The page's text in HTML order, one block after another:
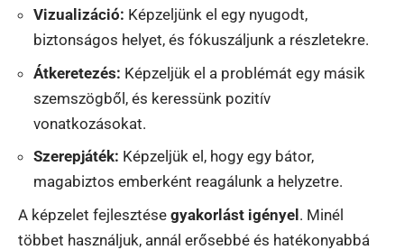
Vizualizáció: Képzeljünk el egy nyugodt,
biztonságos helyet, és fókuszáljunk a részletekre.
Átkeretezés: Képzeljük el a problémát egy másik
szemszögből, és keressünk pozitív
vonatkozásokat.
Szerepjáték: Képzeljük el, hogy egy bátor,
magabiztos emberként reagálunk a helyzetre.
A képzelet fejlesztése gyakorlást igényel. Minél
többet használjuk, annál erősebbé és hatékonyabbá